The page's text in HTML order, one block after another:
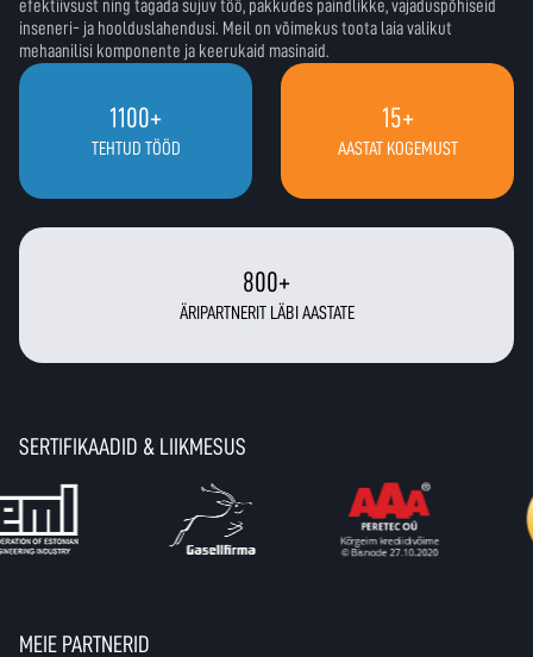
efektiivsust ning tagada sujuv töö, pakkudes paindlikke, vajaduspõhiseid
inseneri- ja hoolduslahendusi. Meil on võimekus toota laia valikut
mehaanilisi komponente ja keerukaid masinaid.
1100+
TEHTUD TÖÖD
15+
AASTAT KOGEMUST
800+
ÄRIPARTNERIT LÄBI AASTATE
SERTIFIKAADID & LIIKMESUS
MEIE PARTNERID